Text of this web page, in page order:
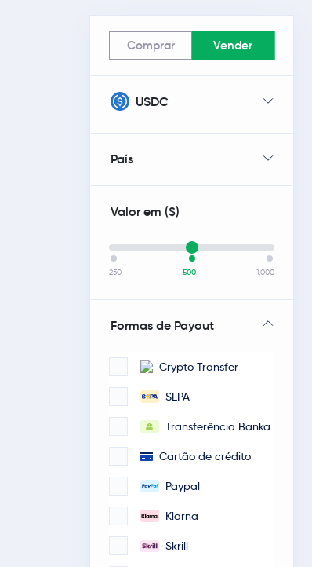
Comprar Vender
USDC
País
Valor em ($)
250 500 1,000
Formas de Payout
Crypto Transfer
SEPA
Transferência Banka
Cartão de crédito
Paypal
Klarna
Skrill